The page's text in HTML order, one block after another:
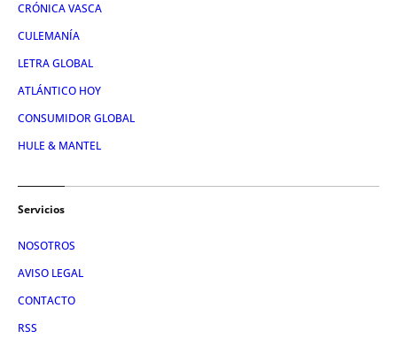
CRÓNICA VASCA
CULEMANÍA
LETRA GLOBAL
ATLÁNTICO HOY
CONSUMIDOR GLOBAL
HULE & MANTEL
Servicios
NOSOTROS
AVISO LEGAL
CONTACTO
RSS